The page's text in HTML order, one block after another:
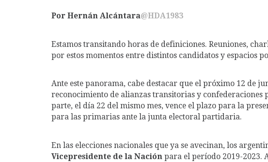
Por Hernán Alcántara@HDA1983
Estamos transitando horas de definiciones. Reuniones,
por estos momentos entre distintos candidatos y espacios
Ante este panorama, cabe destacar que el próximo 12 de
reconocimiento de alianzas transitorias y confederaciones
parte, el día 22 del mismo mes, vence el plazo para la
para las primarias ante la junta electoral partidaria.
En las elecciones nacionales que ya se avecinan, los
Vicepresidente de la Nación para el período 2019-2023.